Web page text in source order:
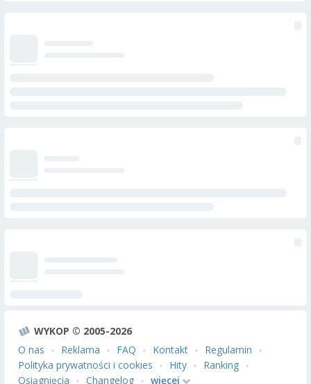
WYKOP © 2005-2026
O nas
Reklama FAQ Kontakt
Regulamin
Polityka prywatności i cookies
Hity
Ranking
Osiągnięcia
Changelog więcej